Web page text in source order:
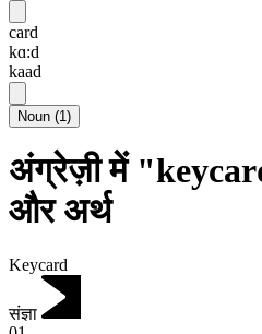
card
kɑ:d
kaad
Noun (1)
अंग्रेज़ी में
और अर्थ
Keycard
संज्ञा